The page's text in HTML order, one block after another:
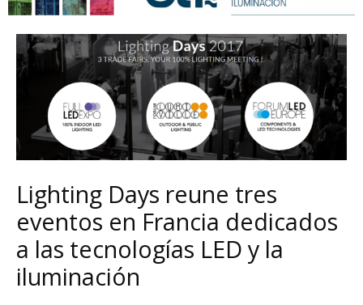
Lighting Days reune tres
eventos en Francia dedicados
a las tecnologías LED y la
iluminación